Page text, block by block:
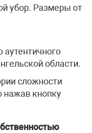
убор. Размеры от
аутентичного
области.
сложности
нажав кнопку